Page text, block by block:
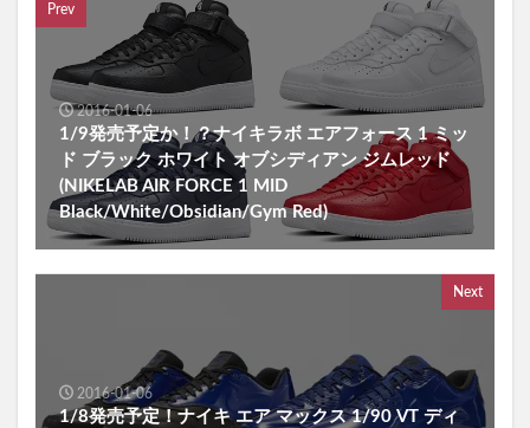
Prev
2016-01-06
1/9発売予定か！？ナイキラボ エアフォース 1 ミッ
ド ブラック ホワイト オブシディアン ジムレッド
(NIKELAB AIR FORCE 1 MID
Black/White/Obsidian/Gym Red)
Next
2016-01-06
1/8発売予定！ナイキ エア マックス 1/90 VT ディ